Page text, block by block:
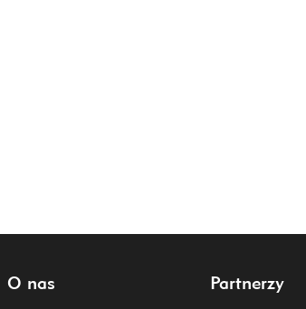
O nas Partnerzy